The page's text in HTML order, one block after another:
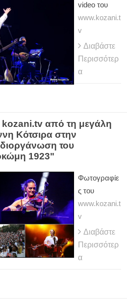
video του
www.kozani.t
v
Διαβάστε
Περισσότερ
α
kozani.tv από τη μεγάλη
Κότσιρα στην
του
1923"
Φωτογραφίε
ς του
www.kozani.t
v
Διαβάστε
Περισσότερ
α